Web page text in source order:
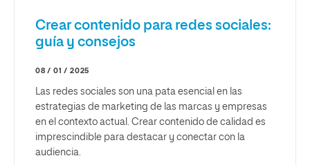
Crear contenido para redes sociales:
guía y consejos
08 / 01 / 2025
Las redes sociales son una pata esencial en las
estrategias de marketing de las marcas y empresas
en el contexto actual. Crear contenido de calidad es
imprescindible para destacar y conectar con la
audiencia.